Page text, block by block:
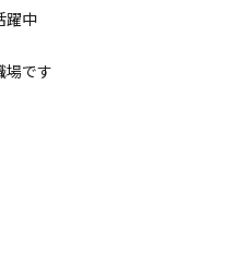
躍中
場です